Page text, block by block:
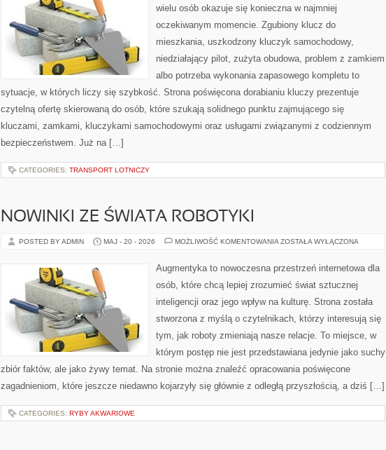
wielu osób okazuje się konieczna w najmniej
oczekiwanym momencie. Zgubiony klucz do
mieszkania, uszkodzony kluczyk samochodowy,
niedziałający pilot, zużyta obudowa, problem z zamkiem
albo potrzeba wykonania zapasowego kompletu to
sytuacje, w których liczy się szybkość. Strona poświęcona dorabianiu kluczy prezentuje
czytelną ofertę skierowaną do osób, które szukają solidnego punktu zajmującego się
kluczami, zamkami, kluczykami samochodowymi oraz usługami związanymi z codziennym
bezpieczeństwem. Już na […]
CATEGORIES: TRANSPORT LOTNICZY
NOWINKI ZE ŚWIATA ROBOTYKI
POSTED BY ADMIN MAJ - 20 - 2026 MOŻLIWOŚĆ KOMENTOWANIA NOWINKI
ROBOTYKI
ZOSTAŁA WYŁĄCZONA
Augmentyka to nowoczesna przestrzeń internetowa dla
osób, które chcą lepiej zrozumieć świat sztucznej
inteligencji oraz jego wpływ na kulturę. Strona została
stworzona z myślą o czytelnikach, którzy interesują się
tym, jak roboty zmieniają nasze relacje. To miejsce, w
którym postęp nie jest przedstawiana jedynie jako suchy
zbiór faktów, ale jako żywy temat. Na stronie można znaleźć opracowania poświęcone
zagadnieniom, które jeszcze niedawno kojarzyły się głównie z odległą przyszłością, a dziś […]
CATEGORIES: RYBY AKWARIOWE